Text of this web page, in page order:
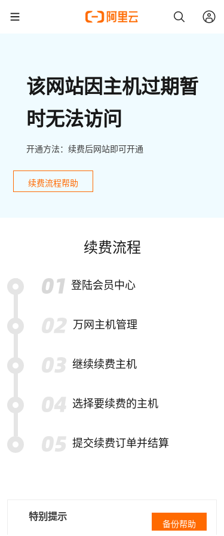
该网站因主机过期暂
时无法访问
开通方法：续费后网站即可开通
续费流程帮助
续费流程
登陆会员中心
万网主机管理
继续续费主机
选择要续费的主机
提交续费订单并结算
特别提示
备份帮助